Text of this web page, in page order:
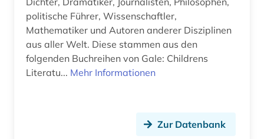
politische Führer, Wissenschaftler,
Mathematiker und Autoren anderer Disziplinen
aus aller Welt. Diese stammen aus den
folgenden Buchreihen von Gale: Childrens
Literatu... Mehr Informationen
Zur Datenbank